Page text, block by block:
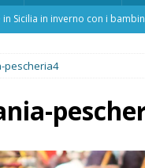
in Sicilia in inverno con i
con bambini: guida
FUORI PORTA
a Pantelleria: dammusi vista
pescheria4